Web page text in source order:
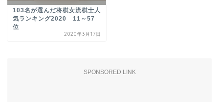
103名が選んだ将棋女流棋士人
気ランキング2020 11～57
位
2020年3月17日
SPONSORED LINK